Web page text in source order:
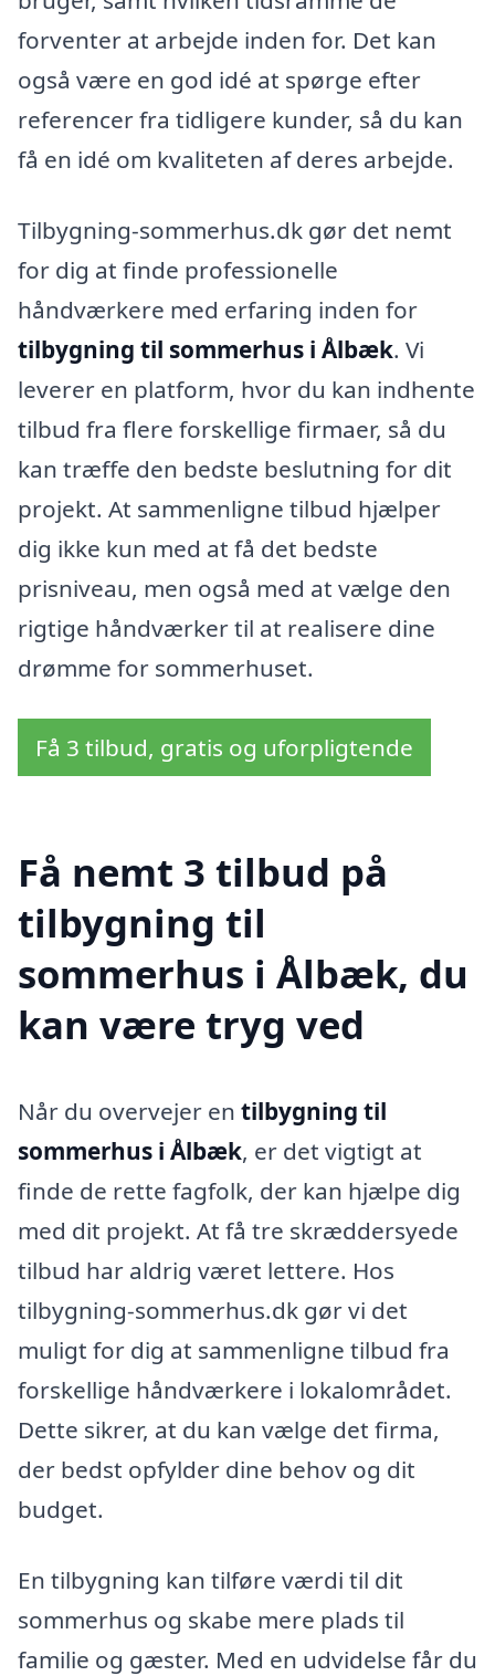
forventer at arbejde inden for. Det kan
også være en god idé at spørge efter
referencer fra tidligere kunder, så du kan
få en idé om kvaliteten af deres arbejde.
Tilbygning-sommerhus.dk gør det nemt
for dig at finde professionelle
håndværkere med erfaring inden for
tilbygning til sommerhus i Ålbæk. Vi
leverer en platform, hvor du kan indhente
tilbud fra flere forskellige firmaer, så du
kan træffe den bedste beslutning for dit
projekt. At sammenligne tilbud hjælper
dig ikke kun med at få det bedste
prisniveau, men også med at vælge den
rigtige håndværker til at realisere dine
drømme for sommerhuset.
Få 3 tilbud, gratis og uforpligtende
Få nemt 3 tilbud på
tilbygning til
sommerhus i Ålbæk, du
kan være tryg ved
Når du overvejer en tilbygning til
sommerhus i Ålbæk, er det vigtigt at
finde de rette fagfolk, der kan hjælpe dig
med dit projekt. At få tre skræddersyede
tilbud har aldrig været lettere. Hos
tilbygning-sommerhus.dk gør vi det
muligt for dig at sammenligne tilbud fra
forskellige håndværkere i lokalområdet.
Dette sikrer, at du kan vælge det firma,
der bedst opfylder dine behov og dit
budget.
En tilbygning kan tilføre værdi til dit
sommerhus og skabe mere plads til
familie og gæster. Med en udvidelse får du